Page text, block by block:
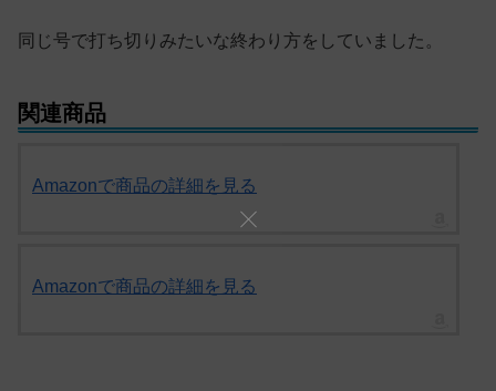
同じ号で打ち切りみたいな終わり方をしていました。
関連商品
Amazonで商品の詳細を見る
Amazonで商品の詳細を見る